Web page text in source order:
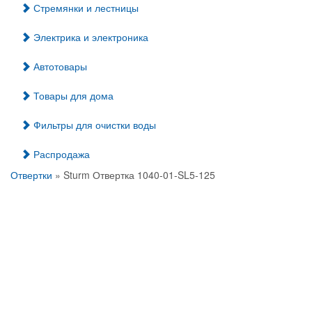
Стремянки и лестницы
Электрика и электроника
Автотовары
Товары для дома
Фильтры для очистки воды
Распродажа
Отвертки » Sturm Отвертка 1040-01-SL5-125